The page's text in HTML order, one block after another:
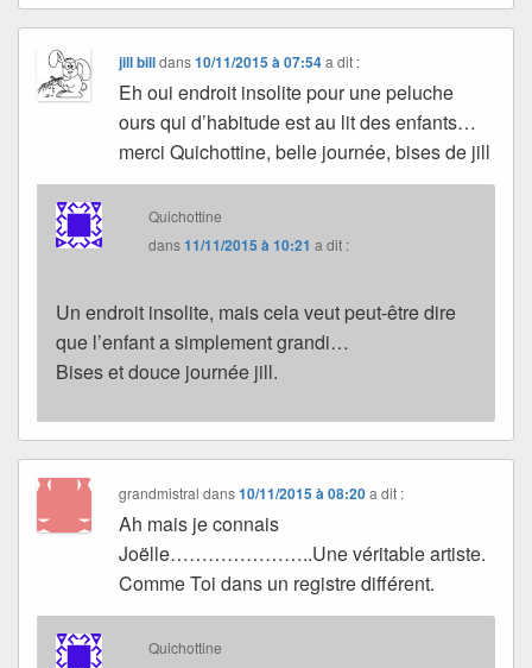
jill billdans10/11/2015 à 07:54 a dit :
Eh oui endroit insolite pour une peluche
ours qui d’habitude est au lit des enfants…
merci Quichottine, belle journée, bises de jill
Quichottine
dans11/11/2015 à 10:21 a dit :
Un endroit insolite, mais cela veut peut-être dire
que l’enfant a simplement grandi…
Bises et douce journée jill.
grandmistral dans10/11/2015 à 08:20 a dit :
Ah mais je connais
Joëlle…………………..Une véritable artiste.
Comme Toi dans un registre différent.
Quichottine